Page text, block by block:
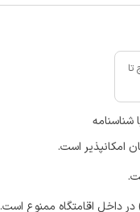
شناسنامه
امکانپذیر است.
در داخل اقامتگاه ممنوع است.